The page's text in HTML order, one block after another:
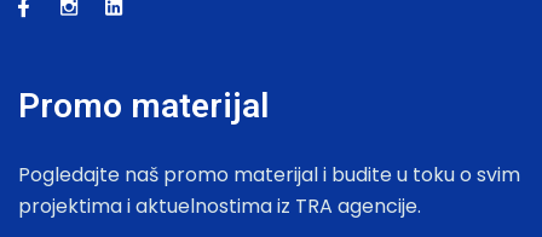
Promo materijal
Pogledajte naš promo materijal i budite u toku o svim
projektima i aktuelnostima iz TRA agencije.